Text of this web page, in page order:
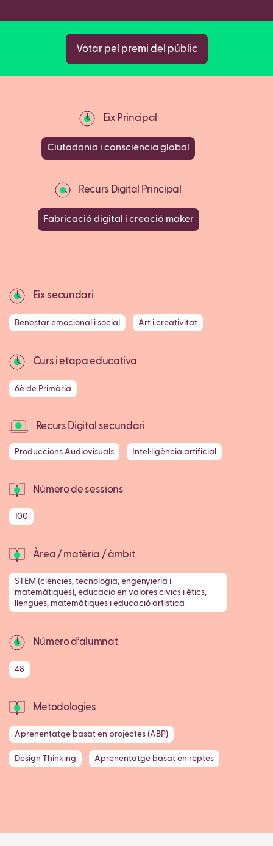
Votar pel premi del públic
Eix Principal
Ciutadania i consciència global
Recurs Digital Principal
Fabricació digital i creació maker
Eix secundari
Benestar emocional i social Art i creativitat
Curs i etapa educativa
6è de Primària
Recurs Digital secundari
Produccions Audiovisuals Intel·ligència artificial
Número de sessions
100
Àrea / matèria / àmbit
STEM (ciències, tecnologia, engenyieria i
matemàtiques), educació en valores cívics i ètics,
llengües, matemàtiques i educació artística
Número d’alumnat
48
Metodologies
Aprenentatge basat en projectes (ABP)
Design Thinking Aprenentatge basat en reptes